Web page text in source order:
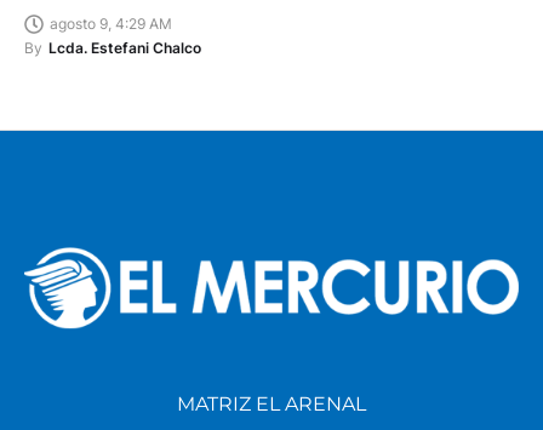
agosto 9, 4:29 AM
By Lcda. Estefani Chalco
MATRIZ EL ARENAL